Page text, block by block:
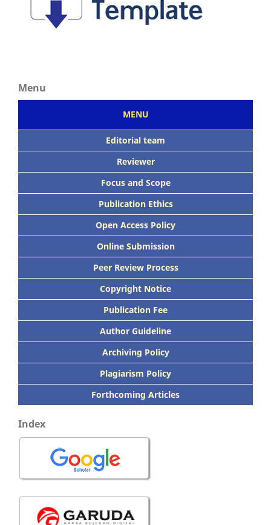
Menu
MENU
Editorial team
Reviewer
Focus and Scope
Publication Ethics
Open Access Policy
Online Submission
Peer Review Process
Copyright Notice
Publication Fee
Author Guideline
Archiving Policy
Plagiarism Policy
Forthcoming Articles
Index